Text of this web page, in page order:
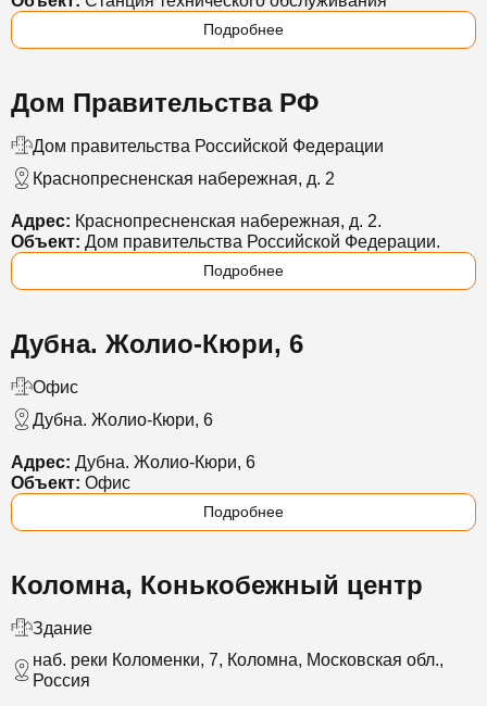
Подробнее
Дом Правительства РФ
Дом правительства Российской Федерации
Краснопресненская набережная, д. 2
Адрес: Краснопресненская набережная, д. 2.
Объект: Дом правительства Российской Федерации.
Подробнее
Дубна. Жолио-Кюри, 6
Офис
Дубна. Жолио-Кюри, 6
Адрес: Дубна. Жолио-Кюри, 6
Объект: Офис
Подробнее
Коломна, Конькобежный центр
Здание
наб. реки Коломенки, 7, Коломна, Московская обл.,
Россия